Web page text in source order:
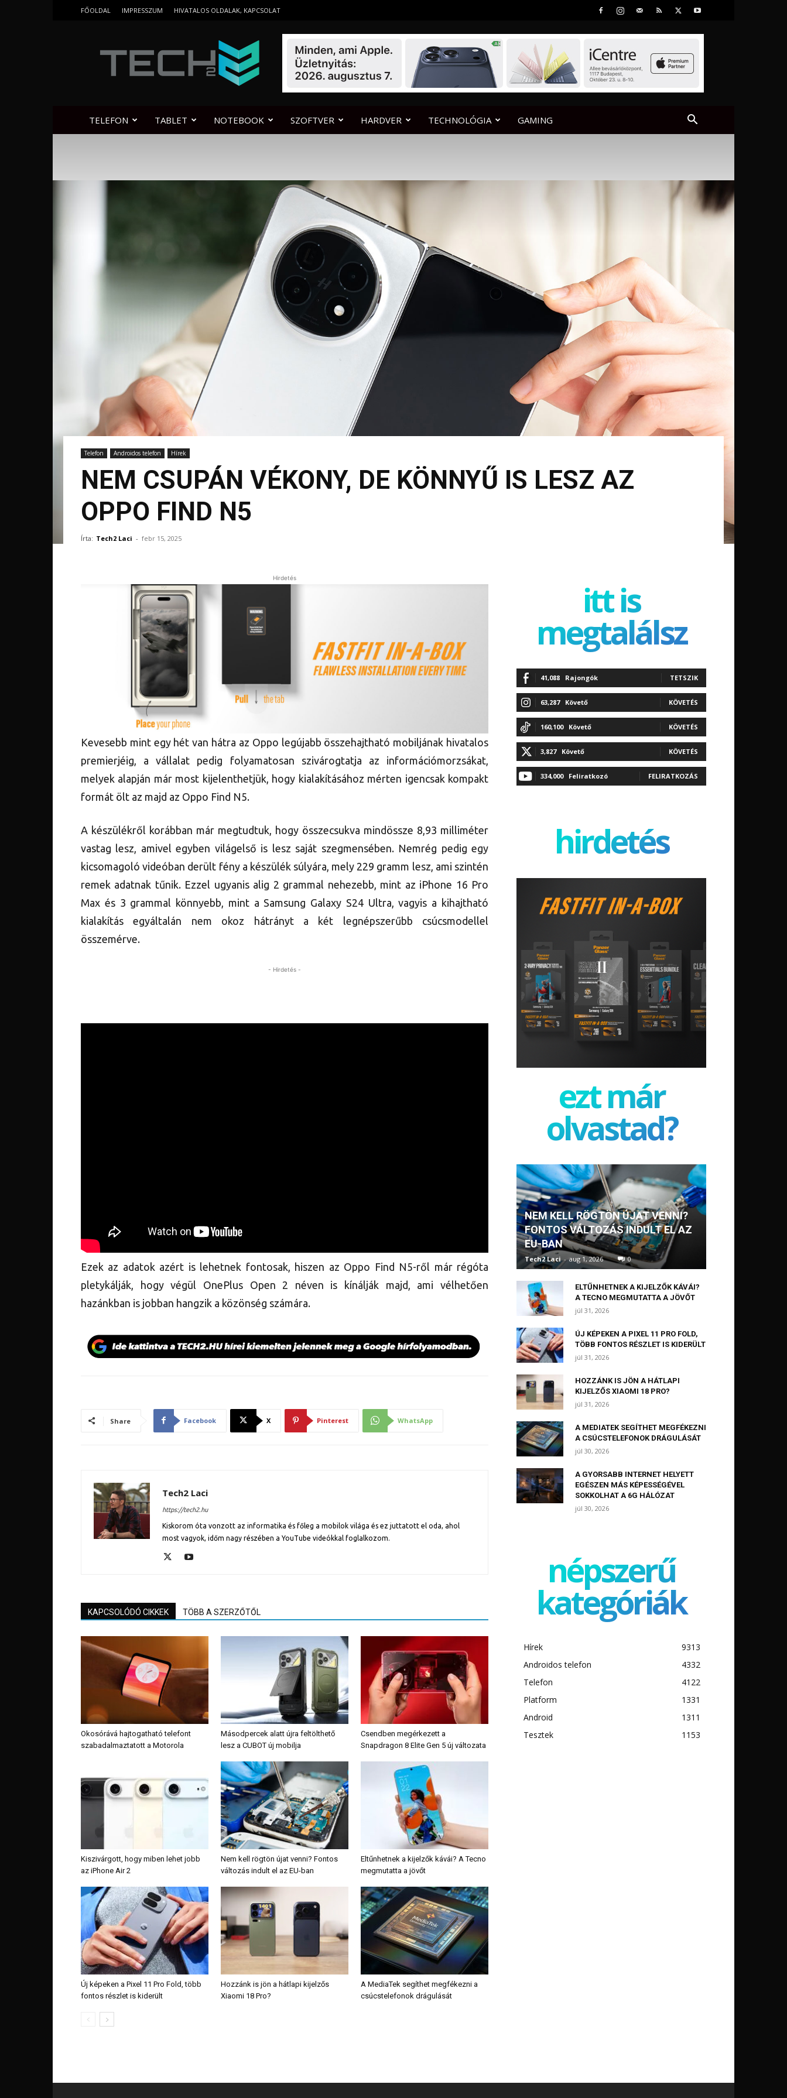
FŐOLDAL IMPRESSZUM HIVATALOS OLDALAK, KAPCSOLAT
TELEFON TABLET NOTEBOOK SZOFTVER HARDVER TECHNOLÓGIA GAMING
Telefon Androidos telefon Hírek
NEM CSUPÁN VÉKONY, DE KÖNNYŰ IS LESZ AZ
OPPO FIND N5
Írta: Tech2 Laci - febr 15, 2025
Hirdetés
Kevesebb mint egy hét van hátra az Oppo legújabb összehajtható mobiljának hivatalos
premierjéig, a vállalat pedig folyamatosan szivárogtatja az információmorzsákat,
melyek alapján már most kijelenthetjük, hogy kialakításához mérten igencsak kompakt
formát ölt az majd az Oppo Find N5.
A készülékről korábban már megtudtuk, hogy összecsukva mindössze 8,93 milliméter
vastag lesz, amivel egyben világelső is lesz saját szegmensében. Nemrég pedig egy
kicsomagoló videóban derült fény a készülék súlyára, mely 229 gramm lesz, ami szintén
remek adatnak tűnik. Ezzel ugyanis alig 2 grammal nehezebb, mint az iPhone 16 Pro
Max és 3 grammal könnyebb, mint a Samsung Galaxy S24 Ultra, vagyis a kihajtható
kialakítás egyáltalán nem okoz hátrányt a két legnépszerűbb csúcsmodellel
összemérve.
- Hirdetés -
Ezek az adatok azért is lehetnek fontosak, hiszen az Oppo Find N5-ről már régóta
pletykálják, hogy végül OnePlus Open 2 néven is kínálják majd, ami vélhetően
hazánkban is jobban hangzik a közönség számára.
Share Facebook X Pinterest WhatsApp
Tech2 Laci
https://tech2.hu
Kiskorom óta vonzott az informatika és főleg a mobilok világa és ez juttatott el oda, ahol
most vagyok, időm nagy részében a YouTube videókkal foglalkozom.
KAPCSOLÓDÓ CIKKEK TÖBB A SZERZŐTŐL
Okosórává hajtogatható telefont
szabadalmaztatott a Motorola
Másodpercek alatt újra feltölthető
lesz a CUBOT új mobilja
Csendben megérkezett a
Snapdragon 8 Elite Gen 5 új változata
Kiszivárgott, hogy miben lehet jobb
az iPhone Air 2
Nem kell rögtön újat venni? Fontos
változás indult el az EU-ban
Eltűnhetnek a kijelzők kávái? A Tecno
megmutatta a jövőt
Új képeken a Pixel 11 Pro Fold, több
fontos részlet is kiderült
Hozzánk is jön a hátlapi kijelzős
Xiaomi 18 Pro?
A MediaTek segíthet megfékezni a
csúcstelefonok drágulását
itt is
megtalálsz
41,088 Rajongók TETSZIK
63,287 Követő KÖVETÉS
160,100 Követő KÖVETÉS
3,827 Követő KÖVETÉS
334,000 Feliratkozó FELIRATKOZÁS
hirdetés
ezt már
olvastad?
NEM KELL RÖGTÖN ÚJAT VENNI?
FONTOS VÁLTOZÁS INDULT EL AZ
EU-BAN
Tech2 Laci - aug 1, 2026 0
ELTŰNHETNEK A KIJELZŐK KÁVÁI?
A TECNO MEGMUTATTA A JÖVŐT
júl 31, 2026
ÚJ KÉPEKEN A PIXEL 11 PRO FOLD,
TÖBB FONTOS RÉSZLET IS KIDERÜLT
júl 31, 2026
HOZZÁNK IS JÖN A HÁTLAPI
KIJELZŐS XIAOMI 18 PRO?
júl 31, 2026
A MEDIATEK SEGÍTHET MEGFÉKEZNI
A CSÚCSTELEFONOK DRÁGULÁSÁT
júl 30, 2026
A GYORSABB INTERNET HELYETT
EGÉSZEN MÁS KÉPESSÉGÉVEL
SOKKOLHAT A 6G HÁLÓZAT
júl 30, 2026
népszerű
kategóriák
Hírek
9313
Androidos telefon
4332
Telefon
4122
Platform
1331
Android
1311
Tesztek
1153